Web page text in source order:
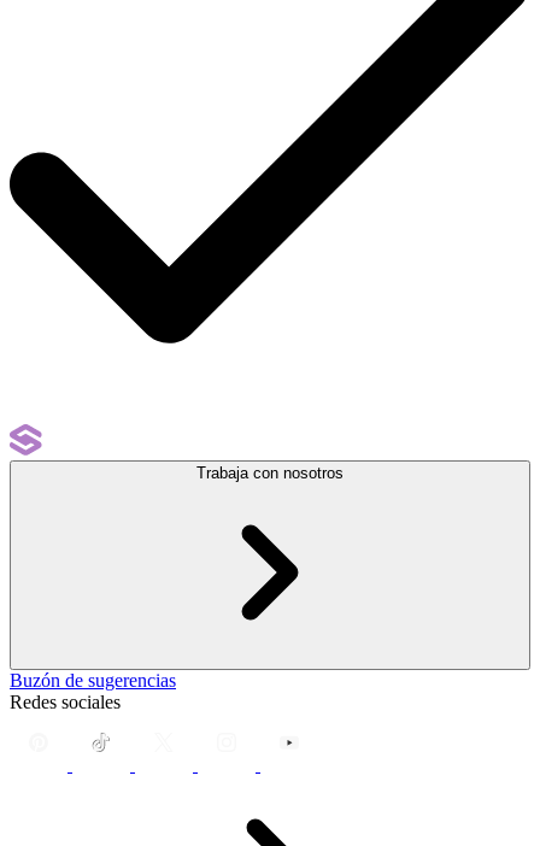
Trabaja con nosotros
Buzón de sugerencias
Redes sociales